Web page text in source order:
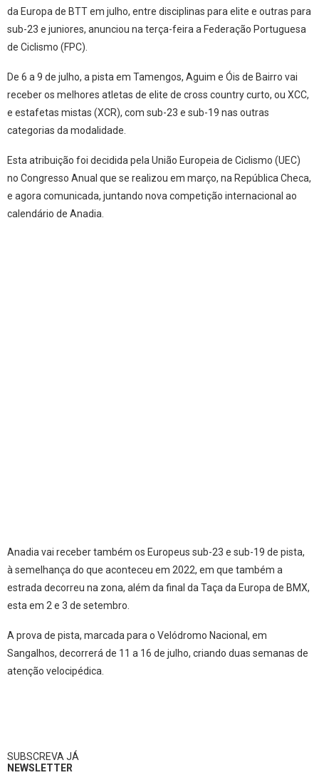
da Europa de BTT em julho, entre disciplinas para elite e outras para
​​​​​​​sub-23 e juniores, anunciou na terça-feira a Federação Portuguesa
de Ciclismo (FPC).
De 6 a 9 de julho, a pista em Tamengos, Aguim e Óis de Bairro vai
receber os melhores atletas de elite de cross country curto, ou XCC,
e estafetas mistas (XCR), com sub-23 e sub-19 nas outras
categorias da modalidade.
Esta atribuição foi decidida pela União Europeia de Ciclismo (UEC)
no Congresso Anual que se realizou em março, na República Checa,
e agora comunicada, juntando nova competição internacional ao
calendário de Anadia.
Anadia vai receber também os Europeus sub-23 e sub-19 de pista,
à semelhança do que aconteceu em 2022, em que também a
estrada decorreu na zona, além da final da Taça da Europa de BMX,
esta em 2 e 3 de setembro.
A prova de pista, marcada para o Velódromo Nacional, em
Sangalhos, decorrerá de 11 a 16 de julho, criando duas semanas de
atenção velocipédica.
SUBSCREVA JÁ
NEWSLETTER